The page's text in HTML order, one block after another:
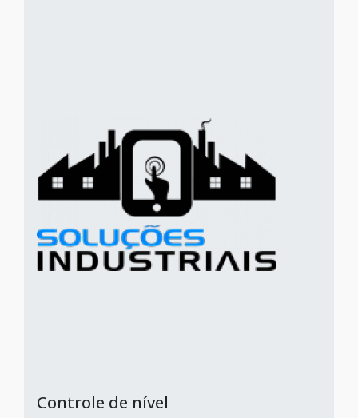
Controle de nível